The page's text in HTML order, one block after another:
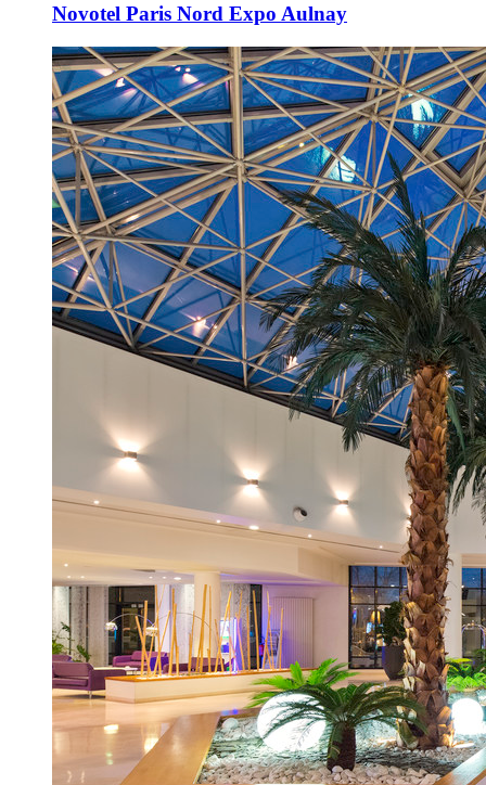
Novotel Paris Nord Expo Aulnay